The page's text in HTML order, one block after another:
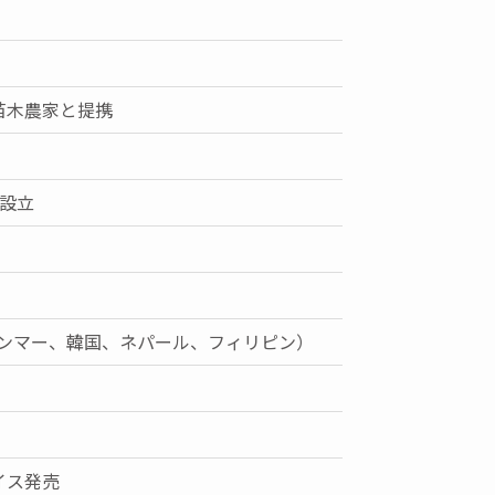
農家と提携
立
ー、韓国、ネパール、フィリピン）
発売